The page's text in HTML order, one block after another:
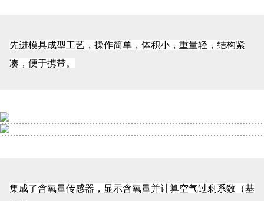
先进模具成型工艺，操作简单，体积小，重量轻，结构紧
凑，便于携带。
集成了含氧量传感器，显示含氧量并计算空气过剩系数（基